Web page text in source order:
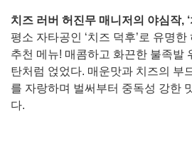
치즈 러버 허진무 매니저의 야심작, ‘
평소 자타공인 ‘치즈 덕후’로 유명
추천 메뉴! 매콤하고 화끈한 불족발
탄처럼 얹었다. 매운맛과 치즈의 부
를 자랑하며 벌써부터 중독성 강한
다.